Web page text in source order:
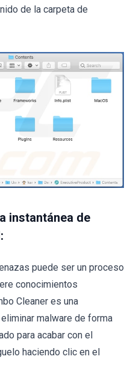
de la carpeta de
instantánea de
puede ser un proceso
conocimientos
Cleaner es una
malware de forma
para acabar con el
haciendo clic en el